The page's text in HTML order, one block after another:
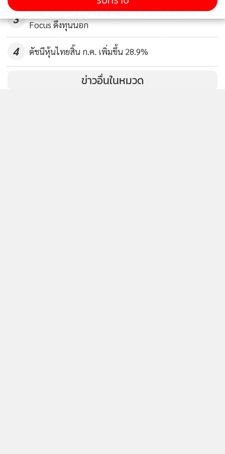
3
ตลท.มั่นใจ Fund Flowเข้าต่อเนื่อง -หวัง Thailand
Focus ดึงทุนนอก
4 ดัชนีหุ้นไทยสิ้น ก.ค. เพิ่มขึ้น 28.9%
ข่าวอื่นในหมวด